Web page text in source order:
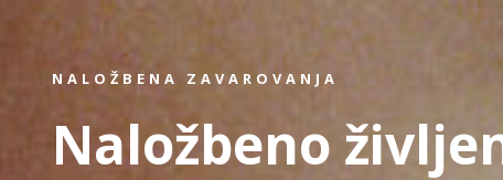
NALOŽBENA ZAVAROVANJA
Naložbeno